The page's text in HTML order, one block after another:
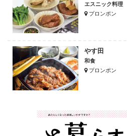
エスニック料理
プロンポン
やす田
和食
プロンポン